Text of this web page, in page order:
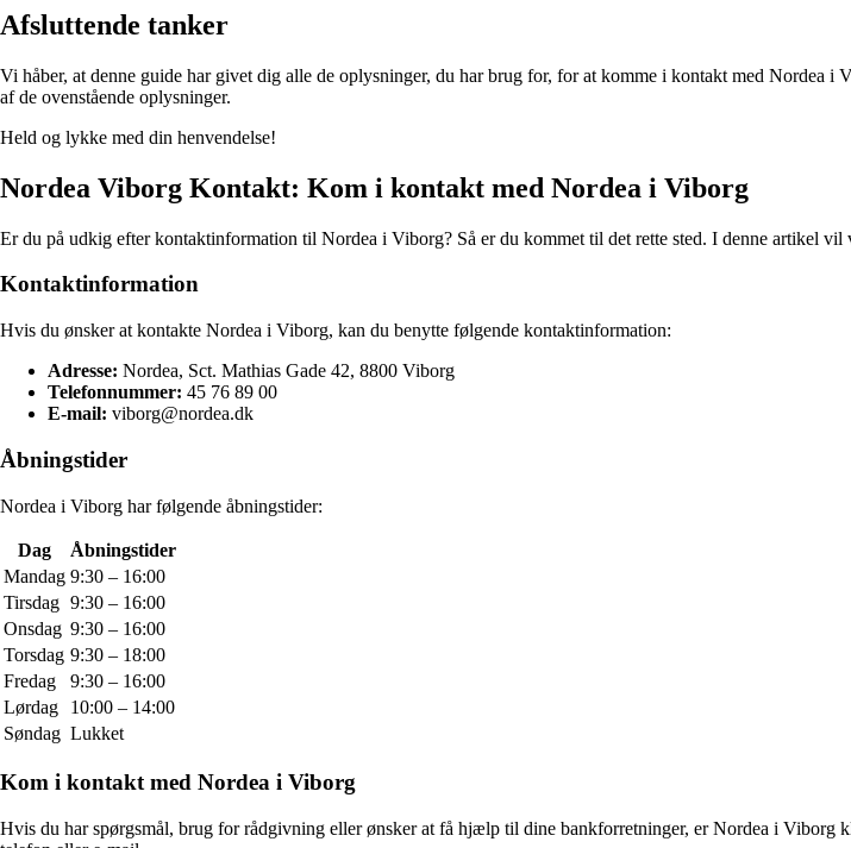
Afsluttende tanker
Vi håber, at denne guide har givet dig alle de oplysninger, du har brug for, for at komme i kontakt med
af de ovenstående oplysninger.
Held og lykke med din henvendelse!
Nordea Viborg Kontakt: Kom i kontakt med Nordea i Viborg
Er du på udkig efter kontaktinformation til Nordea i Viborg? Så er du kommet til det rette sted. I denne artikel
Kontaktinformation
Hvis du ønsker at kontakte Nordea i Viborg, kan du benytte følgende kontaktinformation:
Adresse: Nordea, Sct. Mathias Gade 42, 8800 Viborg
Telefonnummer: 45 76 89 00
E-mail: viborg@nordea.dk
Åbningstider
Nordea i Viborg har følgende åbningstider:
Dag
Åbningstider
Mandag 9:30 – 16:00
Tirsdag 9:30 – 16:00
Onsdag 9:30 – 16:00
Torsdag 9:30 – 18:00
Fredag
9:30 – 16:00
Lørdag
10:00 – 14:00
Søndag Lukket
Kom i kontakt med Nordea i Viborg
Hvis du har spørgsmål, brug for rådgivning eller ønsker at få hjælp til dine bankforretninger, er Nordea i Viborg